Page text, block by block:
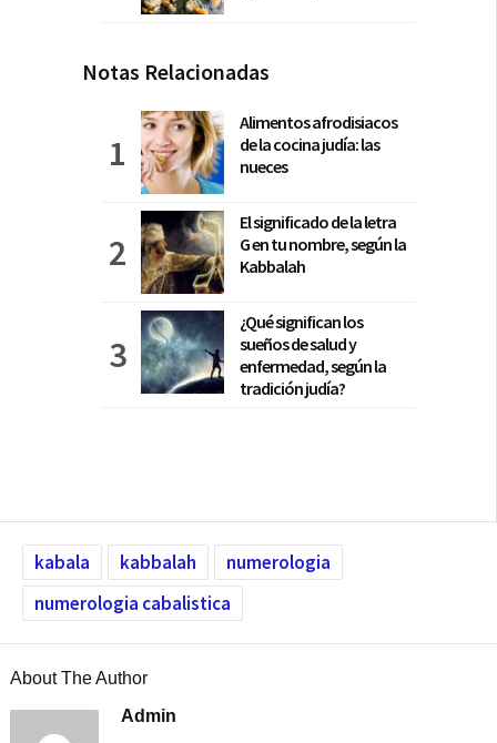
Notas Relacionadas
Alimentos afrodisiacos
de la cocina judía: las
nueces
El significado de la letra
G en tu nombre, según la
Kabbalah
¿Qué significan los
sueños de salud y
enfermedad, según la
tradición judía?
kabala kabbalah
numerologia
numerologia cabalistica
About The Author
Admin